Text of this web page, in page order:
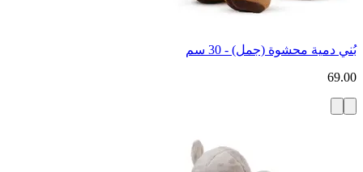
بُني دمية محشوة (جمل) - 30 سم
69.00